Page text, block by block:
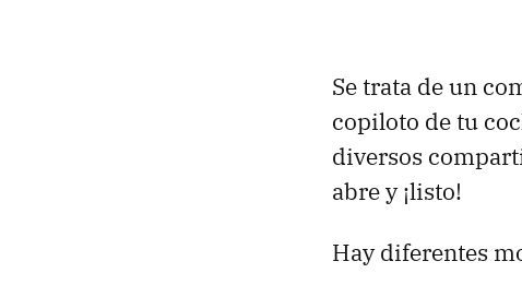
Se trata de un
copiloto de tu
diversos
abre y ¡listo!
Hay diferentes